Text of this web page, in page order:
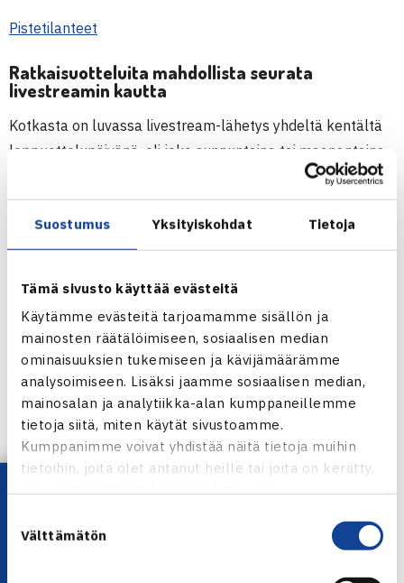
Suostumus Yksityiskohdat Tietoja
Tämä sivusto käyttää evästeitä
Käytämme evästeitä tarjoamamme sisällön ja
mainosten räätälöimiseen, sosiaalisen median
ominaisuuksien tukemiseen ja kävijämäärämme
analysoimiseen. Lisäksi jaamme sosiaalisen median,
mainosalan ja analytiikka-alan kumppaneillemme
tietoja siitä, miten käytät sivustoamme.
Kumppanimme voivat yhdistää näitä tietoja muihin
tietoihin, joita olet antanut heille tai joita on kerätty,
valinta
Välttämätön
Pistetilanteet
Ratkaisuotteluita mahdollista seurata
livestreamin kautta
Kotkasta on luvassa livestream-lähetys yhdeltä kentältä
loppuottelupäivänä, eli joko sunnuntaina tai maanantaina.
Luultavasti myös Tampereelta on tarjolla livestream-
lähetys sunnuntaina, jolloin ratkaisuottelut pelataan.
Osoitteet livestream-lähetysten seuraamista varten
Jokaisessa ikäluokassa palkitaan Cinia Fair Play
-pelaaja
Kilpailusarjan pääyhteistyökumppani Cinia palkitsee
kussakin ikäluokassa yhden pelaajan keltaisella Cinia Fair
Play -t-paidalla tunnustuksena reilun pelin hengestä ja
hyvästä käytöksestä.
Jokaiselle pelaajalle jaettiin Hangon Cinia JGP -
osakilpailun yhteydessä osallistumislahjana kolme Cinia
JGP -t-paitaa. Ne pelaajat, jotka eivät osallistuneet
Lataa OmaTennis!